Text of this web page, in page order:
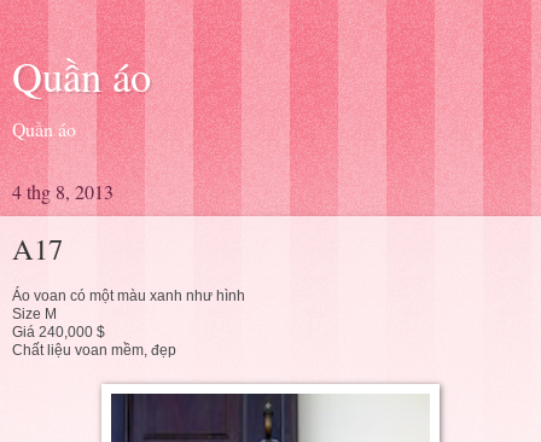
Quần áo
Quần áo
4 thg 8, 2013
A17
Áo voan có một màu xanh như hình
Size M
Giá 240,000 $
Chất liệu voan mềm, đẹp